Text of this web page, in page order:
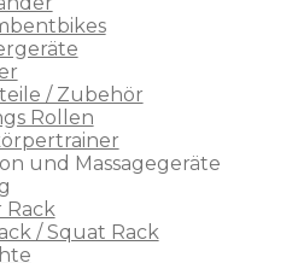
/ Zubehör
Rollen
und Massagegeräte
Rack
/ Squat Rack